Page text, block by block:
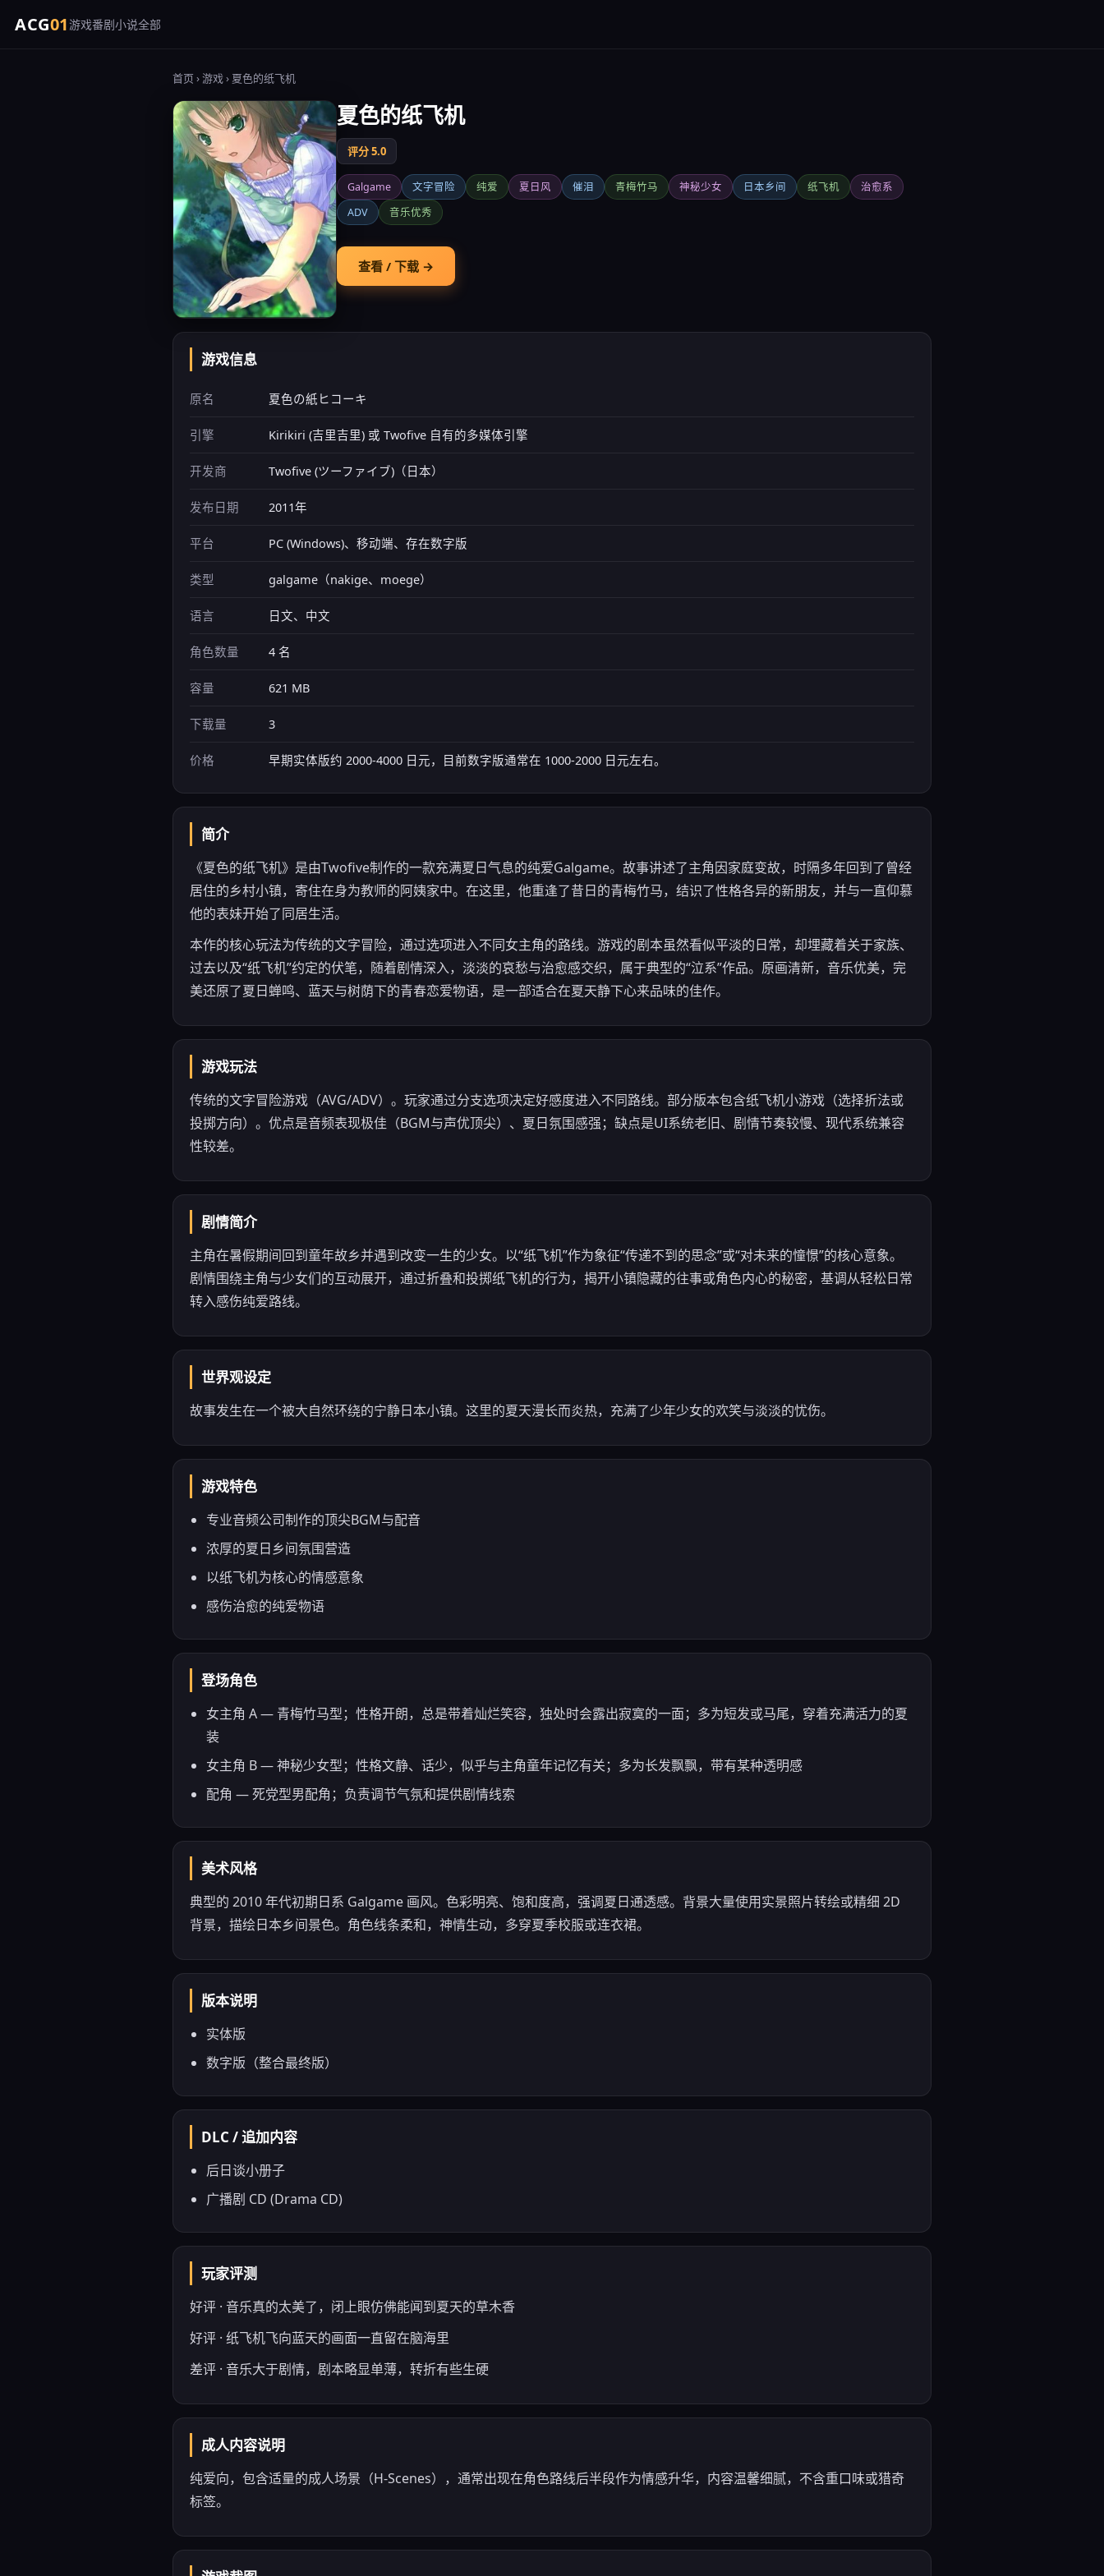
ACG01游戏番剧小说全部
首页 ›游戏› 夏色的纸飞机
夏色的纸飞机
评分 5.0
Galgame 文字冒险 纯爱 夏日风 催泪 青梅竹马 神秘少女 日本乡间 纸飞机
治愈系
ADV
音乐优秀
查看 / 下载 →
游戏信息
原名 夏色の紙ヒコーキ
引擎 Kirikiri (吉里吉里) 或 Twofive 自有的多媒体引擎
开发商 Twofive (ツーファイブ)（日本）
发布日期 2011年
平台 PC (Windows)、移动端、存在数字版
类型 galgame（nakige、moege）
语言 日文、中文
角色数量 4 名
容量 621 MB
下载量 3
价格 早期实体版约 2000-4000 日元，目前数字版通常在 1000-2000 日元左右。
简介
《夏色的纸飞机》是由Twofive制作的一款充满夏日气息的纯爱Galgame。故事讲述了主角因家庭变故，时隔多年回到了曾经
居住的乡村小镇，寄住在身为教师的阿姨家中。在这里，他重逢了昔日的青梅竹马，结识了性格各异的新朋友，并与一直仰慕
他的表妹开始了同居生活。
本作的核心玩法为传统的文字冒险，通过选项进入不同女主角的路线。游戏的剧本虽然看似平淡的日常，却埋藏着关于家族、
过去以及“纸飞机”约定的伏笔，随着剧情深入，淡淡的哀愁与治愈感交织，属于典型的“泣系”作品。原画清新，音乐优美，完
美还原了夏日蝉鸣、蓝天与树荫下的青春恋爱物语，是一部适合在夏天静下心来品味的佳作。
游戏玩法
传统的文字冒险游戏（AVG/ADV）。玩家通过分支选项决定好感度进入不同路线。部分版本包含纸飞机小游戏（选择折法或
投掷方向）。优点是音频表现极佳（BGM与声优顶尖）、夏日氛围感强；缺点是UI系统老旧、剧情节奏较慢、现代系统兼容
性较差。
剧情简介
主角在暑假期间回到童年故乡并遇到改变一生的少女。以“纸飞机”作为象征“传递不到的思念”或“对未来的憧憬”的核心意象。
剧情围绕主角与少女们的互动展开，通过折叠和投掷纸飞机的行为，揭开小镇隐藏的往事或角色内心的秘密，基调从轻松日常
转入感伤纯爱路线。
世界观设定
故事发生在一个被大自然环绕的宁静日本小镇。这里的夏天漫长而炎热，充满了少年少女的欢笑与淡淡的忧伤。
游戏特色
专业音频公司制作的顶尖BGM与配音
浓厚的夏日乡间氛围营造
以纸飞机为核心的情感意象
感伤治愈的纯爱物语
登场角色
女主角 A — 青梅竹马型；性格开朗，总是带着灿烂笑容，独处时会露出寂寞的一面；多为短发或马尾，穿着充满活力的夏
装
女主角 B — 神秘少女型；性格文静、话少，似乎与主角童年记忆有关；多为长发飘飘，带有某种透明感
配角 — 死党型男配角；负责调节气氛和提供剧情线索
美术风格
典型的 2010 年代初期日系 Galgame 画风。色彩明亮、饱和度高，强调夏日通透感。背景大量使用实景照片转绘或精细 2D
背景，描绘日本乡间景色。角色线条柔和，神情生动，多穿夏季校服或连衣裙。
版本说明
实体版
数字版（整合最终版）
DLC / 追加内容
后日谈小册子
广播剧 CD (Drama CD)
玩家评测
好评 · 音乐真的太美了，闭上眼仿佛能闻到夏天的草木香
好评 · 纸飞机飞向蓝天的画面一直留在脑海里
差评 · 音乐大于剧情，剧本略显单薄，转折有些生硬
成人内容说明
纯爱向，包含适量的成人场景（H-Scenes），通常出现在角色路线后半段作为情感升华，内容温馨细腻，不含重口味或猎奇
标签。